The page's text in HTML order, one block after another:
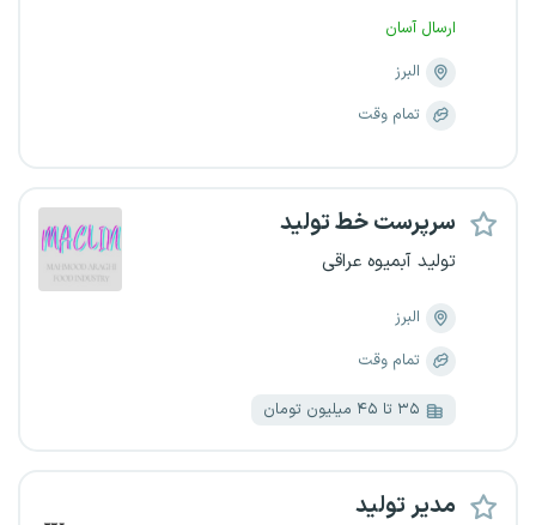
ارسال آسان
البرز
تمام وقت
سرپرست خط تولید
تولید آبمیوه عراقی
البرز
تمام وقت
۳۵ تا ۴۵ میلیون تومان
مدیر تولید